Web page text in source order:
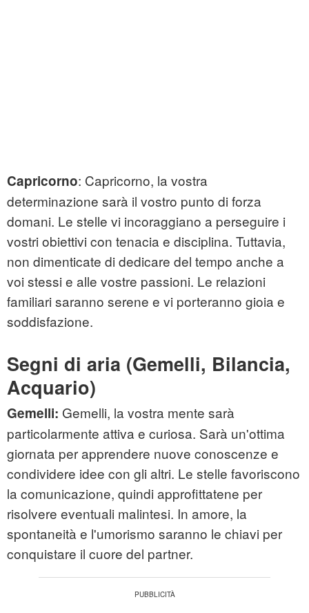
Capricorno: Capricorno, la vostra
determinazione sarà il vostro punto di forza
domani. Le stelle vi incoraggiano a perseguire i
vostri obiettivi con tenacia e disciplina. Tuttavia,
non dimenticate di dedicare del tempo anche a
voi stessi e alle vostre passioni. Le relazioni
familiari saranno serene e vi porteranno gioia e
soddisfazione.
Segni di aria (Gemelli, Bilancia,
Acquario)
Gemelli: Gemelli, la vostra mente sarà
particolarmente attiva e curiosa. Sarà un'ottima
giornata per apprendere nuove conoscenze e
condividere idee con gli altri. Le stelle favoriscono
la comunicazione, quindi approfittatene per
risolvere eventuali malintesi. In amore, la
spontaneità e l'umorismo saranno le chiavi per
conquistare il cuore del partner.